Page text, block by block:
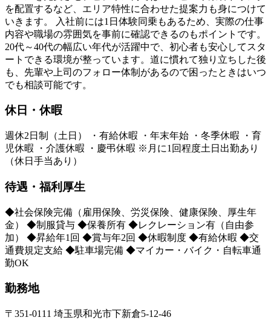
を配置するなど、エリア特性に合わせた提案力も身につけて
いきます。 入社前には1日体験同乗もあるため、実際の仕事
内容や職場の雰囲気を事前に確認できるのもポイントです。
20代～40代の幅広い年代が活躍中で、初心者も安心してスタ
ートできる環境が整っています。道に慣れて独り立ちした後
も、先輩や上司のフォロー体制があるので困ったときはいつ
でも相談可能です。
休日・休暇
週休2日制（土日） ・有給休暇 ・年末年始 ・冬季休暇 ・育
児休暇 ・介護休暇 ・慶弔休暇 ※月に1回程度土日出勤あり
（休日手当あり）
待遇・福利厚生
◆社会保険完備（雇用保険、労災保険、健康保険、厚生年
金） ◆制服貸与 ◆保養所有 ◆レクレーション有（自由参
加） ◆昇給年1回 ◆賞与年2回 ◆休暇制度 ◆有給休暇 ◆交
通費規定支給 ◆駐車場完備 ◆マイカー・バイク・自転車通
勤OK
勤務地
〒351-0111 埼玉県和光市下新倉5-12-46